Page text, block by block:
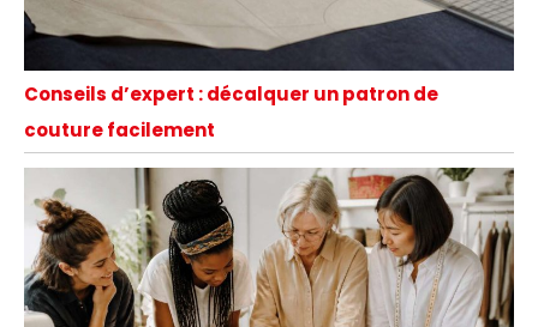
Conseils d’expert : décalquer un patron de
couture facilement